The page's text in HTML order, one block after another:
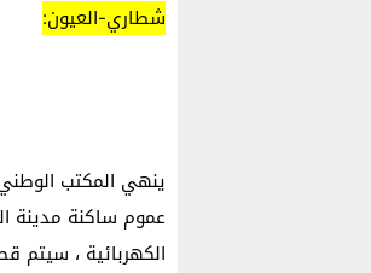
شطاري-العيون:
ينهي المكتب الوطني
عموم ساكنة مدينة
الكهربائية ، سيتم